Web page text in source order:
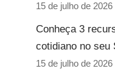
15 de julho de 2026
Conheça 3
cotidiano no seu
15 de julho de 2026